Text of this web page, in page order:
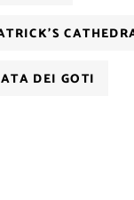
DEI GOTI